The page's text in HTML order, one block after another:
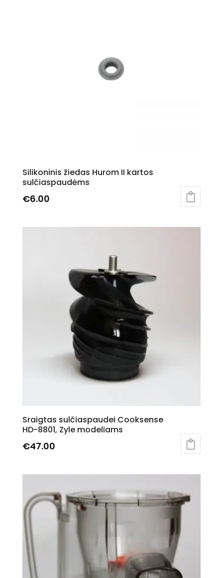
Silikoninis žiedas Hurom II kartos
sulčiaspaudėms
€6.00
Sraigtas sulčiaspaudei Cooksense
HD-8801, Zyle modeliams
€47.00